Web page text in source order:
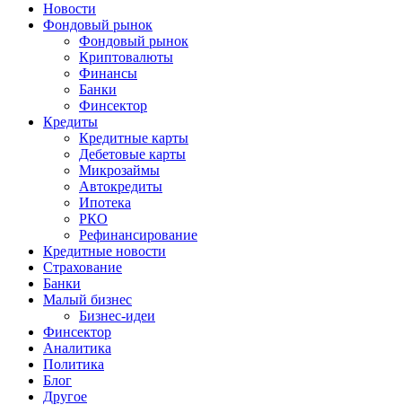
Новости
Фондовый рынок
Фондовый рынок
Криптовалюты
Финансы
Банки
Финсектор
Кредиты
Кредитные карты
Дебетовые карты
Микрозаймы
Автокредиты
Ипотека
РКО
Рефинансирование
Кредитные новости
Страхование
Банки
Малый бизнес
Бизнес-идеи
Финсектор
Аналитика
Политика
Блог
Другое